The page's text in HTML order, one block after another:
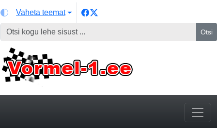
Vaheta teemat
Otsi